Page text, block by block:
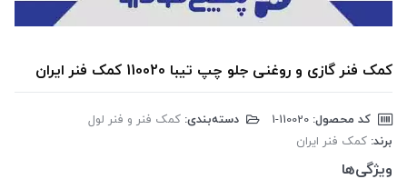
کمک فنر گازی و روغنی جلو چپ تیبا 110020 کمک فنر ایران
کد محصول: دسته‌بندی: کمک فنر و فنر لول
برند: کمک فنر ایران
ویژگی‌ها